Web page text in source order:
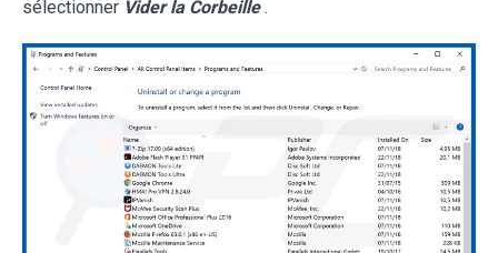
sélectionner Vider la Corbeille .